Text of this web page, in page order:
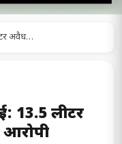
अवैध…
13.5 लीटर